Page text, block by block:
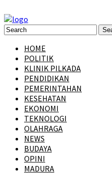
HOME
POLITIK
KLINIK PILKADA
PENDIDIKAN
PEMERINTAHAN
KESEHATAN
EKONOMI
TEKNOLOGI
OLAHRAGA
NEWS
BUDAYA
OPINI
MADURA